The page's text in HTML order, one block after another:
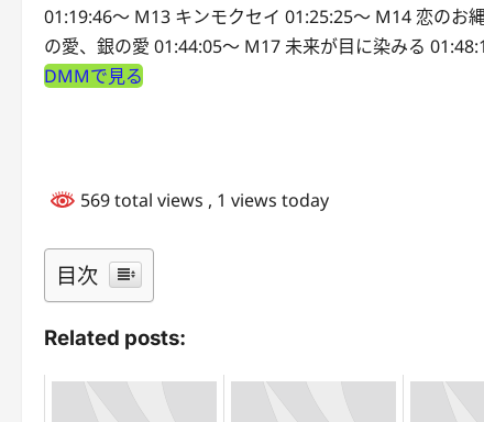
01:19:46～ M13 キンモクセイ 01:25:25～ M14 恋のお
の愛、銀の愛 01:44:05～ M17 未来が目に染みる
DMMで見る
569 total views , 1 views today
目次
Related posts: